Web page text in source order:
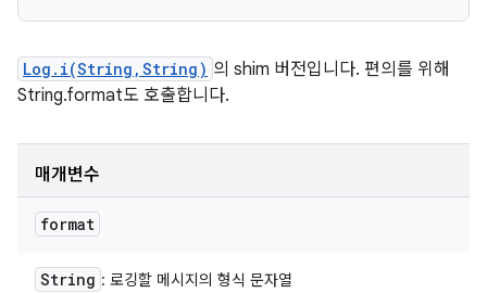
Log.i(String,String) 의 shim 버전입니다. 편의를 위해
String.format도 호출합니다.
매개변수
format
String : 로깅할 메시지의 형식 문자열